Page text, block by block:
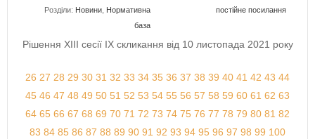
Розділи: Новини Нормативна
база
постійне посилання
Рішення ХІII сесії IX скликання від 10 листопада 2021 року
26 27 28 29 30 31 32 33 34 35 36 37 38 39 40 41 42 43 44
45 46 47 48 49 50 51 52 53 54 55 56 57 58 59 60 61 62 63
64 65 66 67 68 69 70 71 72 73 74 75 76 77 78 79 80 81 82
83 84 85 86 87 88 89 90 91 92 93 94 95 96 97 98 99 100